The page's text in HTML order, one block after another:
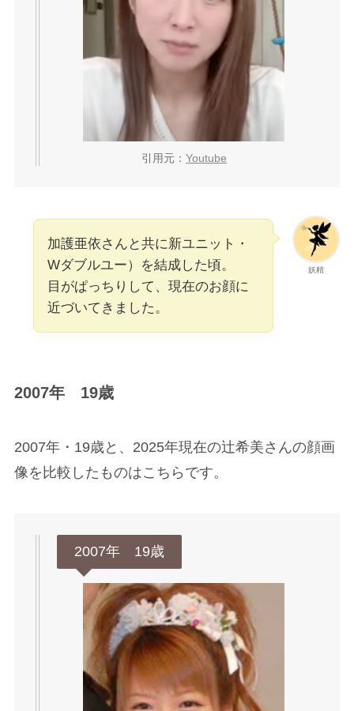
引用元： Youtube
妖精
加護亜依さんと共に新ユニット・
Wダブルユー）を結成した頃。
目がぱっちりして、現在のお顔に
近づいてきました。
2007年 19歳
2007年・19歳と、2025年現在の辻希美さんの顔画
像を比較したものはこちらです。
2007年 19歳